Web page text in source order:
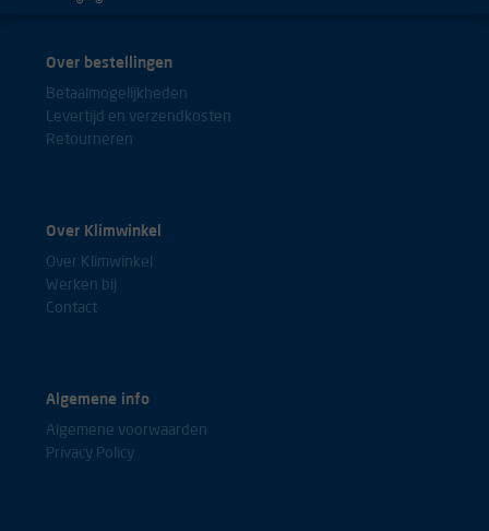
Over bestellingen
Betaalmogelijkheden
Levertijd en verzendkosten
Retourneren
Over Klimwinkel
Over Klimwinkel
Werken bij
Contact
Algemene info
Algemene voorwaarden
Privacy Policy